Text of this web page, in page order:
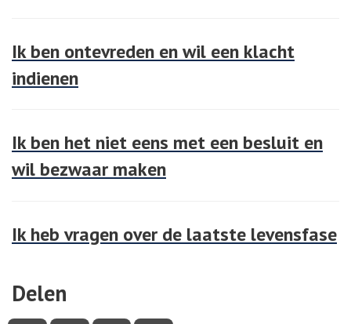
Ik ben ontevreden en wil een klacht
indienen
Ik ben het niet eens met een besluit en
wil bezwaar maken
Ik heb vragen over de laatste levensfase
Delen